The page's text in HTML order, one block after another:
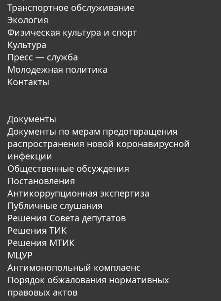
Транспортное обслуживание
Экология
Физическая культура и спорт
Культура
Пресс — служба
Молодежная политика
Контакты
Документы
Документы по мерам предотвращения
распространения новой коронавирусной
инфекции
Общественные обсуждения
Постановления
Антикоррупционная экспертиза
Публичные слушания
Решения Совета депутатов
Решения ТИК
Решения МТИК
МЦУР
Антимонопольный комплаенс
Порядок обжалования нормативных
правовых актов